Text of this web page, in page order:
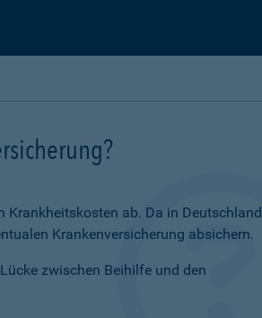
Krankheitskosten ab. Da in Deutschland
Krankenversicherung absichern.
zwischen Beihilfe und den